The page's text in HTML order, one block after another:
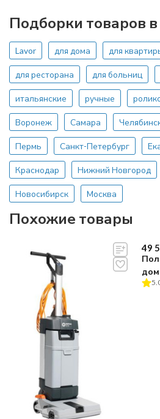
Подборки товаров
Lavor для дома для
для ресторана для больниц
итальянские ручные
Воронеж Самара
Пермь Санкт-Петербург
Краснодар Нижний Новгород
Новосибирск Москва
Похожие товары
49